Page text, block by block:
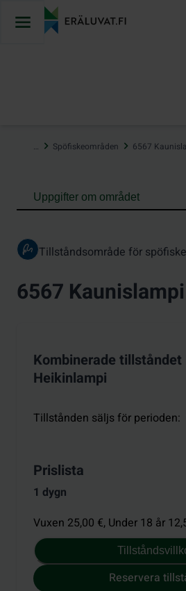
… Spöfiskeområden 6567
Uppgifter om området
Tillståndsområde för spöfiske
6567 Kaunislampi
Kombinerade
Heikinlampi
Tillstånden säljs för perioden:
Prislista
1 dygn
Vuxen 25,00 €, Under 18 år
Reservera